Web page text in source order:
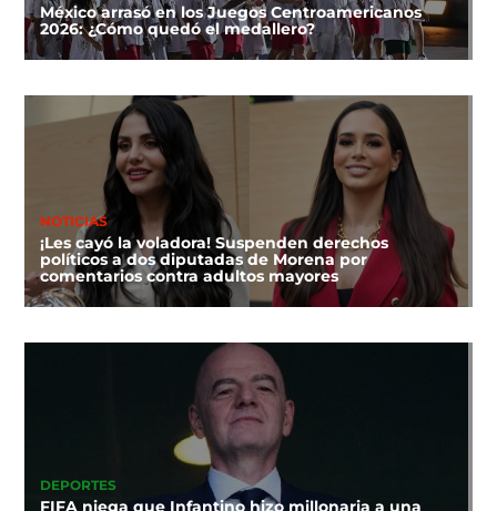
México arrasó en los Juegos Centroamericanos
2026: ¿Cómo quedó el medallero?
NOTICIAS
¡Les cayó la voladora! Suspenden derechos
políticos a dos diputadas de Morena por
comentarios contra adultos mayores
DEPORTES
FIFA niega que Infantino hizo millonaria a una